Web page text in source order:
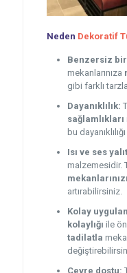
Neden Dekoratif
Benzersiz
mekanlarınıza
gibi farklı
Dayanıklılık:
sağlamlıkları
bu
Isı ve ses
malzemesidir.
artırabilirsiniz.
Kolay
kolaylığı ile
tadilatla
Çevre dostu: